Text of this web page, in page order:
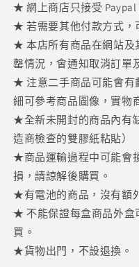
量
減
少
量
增
加
★ 網上商店只接受 Paypal
★ 若需要其他付款方式，
★ 本店所有商品在網站及
罄情況，會通知取消訂單
★ 注意二手商品可能會有
細可參考商品圖像，實物
★全新未開封的商品內有
造商檢查的雙膠紙粘貼）
★商品運輸過程中可能會
損，請諒解後購買。
★有電池的商品，沒有額
★ 不能保證每盒商品外盒
買。
★貨物出門，不設退換。